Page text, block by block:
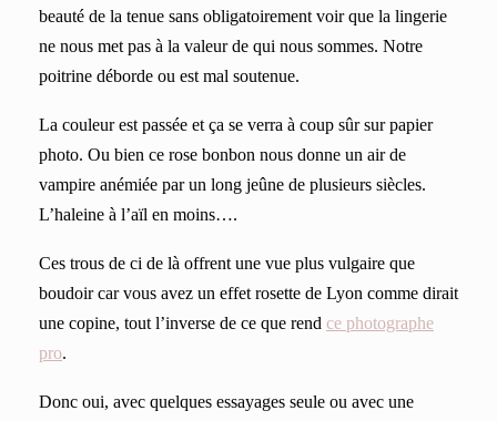
beauté de la tenue sans obligatoirement voir que la lingerie
ne nous met pas à la valeur de qui nous sommes. Notre
poitrine déborde ou est mal soutenue.
La couleur est passée et ça se verra à coup sûr sur papier
photo. Ou bien ce rose bonbon nous donne un air de
vampire anémiée par un long jeûne de plusieurs siècles.
L’haleine à l’aïl en moins….
Ces trous de ci de là offrent une vue plus vulgaire que
boudoir car vous avez un effet rosette de Lyon comme dirait
une copine, tout l’inverse de ce que rend ce photographe
pro.
Donc oui, avec quelques essayages seule ou avec une